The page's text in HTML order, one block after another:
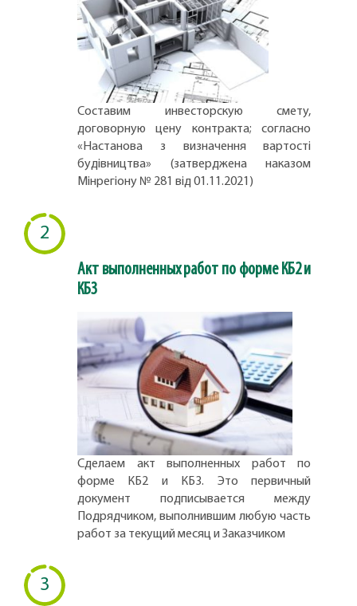
Составим инвесторскую смету,
договорную цену контракта; согласно
«Настанова з визначення вартості
будівництва» (затверджена наказом
Мінрегіону № 281 від 01.11.2021)
2
Акт выполненных работ по форме КБ2 и
КБ3
Сделаем акт выполненных работ по
форме КБ2 и КБ3. Это первичный
документ подписывается между
Подрядчиком, выполнившим любую часть
работ за текущий месяц и Заказчиком
3